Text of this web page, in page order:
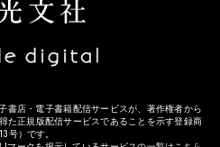
書店・電子書籍配信サービスが、著作権者から
た正規版配信サービスであることを示す登録商
号）です。